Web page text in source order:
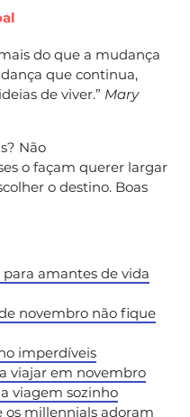
do que a mudança
que continua,
de viver.” Mary
Não
o façam querer largar
o destino. Boas
para amantes de vida
novembro não fique
imperdíveis
viajar em novembro
viagem sozinho
os millennials adoram